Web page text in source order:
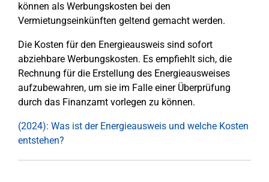
können als Werbungskosten bei den
Vermietungseinkünften geltend gemacht werden.
Die Kosten für den Energieausweis sind sofort
abziehbare Werbungskosten. Es empfiehlt sich, die
Rechnung für die Erstellung des Energieausweises
aufzubewahren, um sie im Falle einer Überprüfung
durch das Finanzamt vorlegen zu können.
(2024): Was ist der Energieausweis und welche Kosten
entstehen?